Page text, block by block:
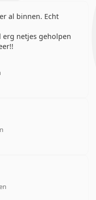
al binnen. Echt
erg netjes geholpen
5 van 5
4 van 5
5 van 5